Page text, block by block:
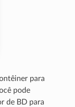
para
pode
de BD para